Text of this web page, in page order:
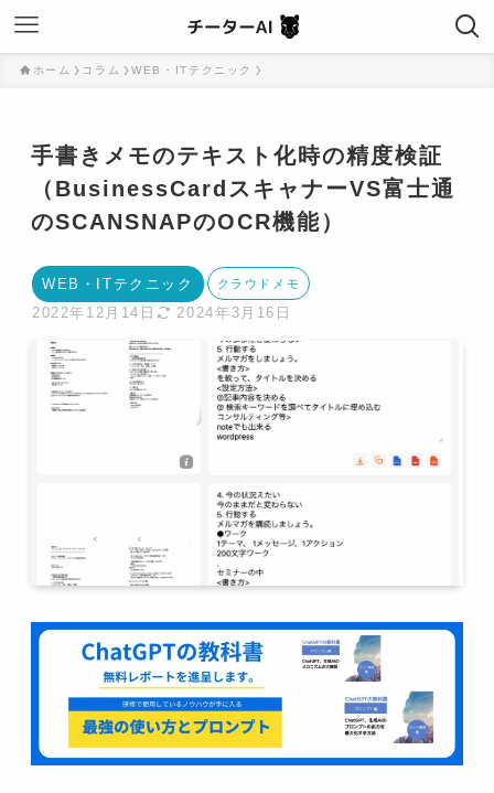
ホーム コラム WEB・ITテクニック
手書きメモのテキスト化時の精度検証
（BusinessCardスキャナーVS富士通
のSCANSNAPのOCR機能）
WEB・ITテクニック クラウドメモ
2022年12月14日 2024年3月16日